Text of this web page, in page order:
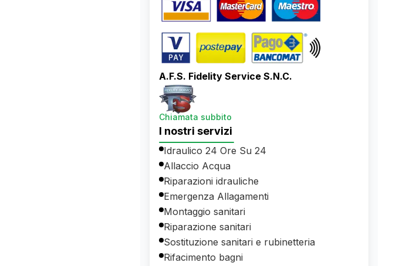
A.F.S. Fidelity Service S.N.C.
Chiamata subbito
I nostri servizi
Idraulico 24 Ore Su 24
Allaccio Acqua
Riparazioni idrauliche
Emergenza Allagamenti
Montaggio sanitari
Riparazione sanitari
Sostituzione sanitari e rubinetteria
Rifacimento bagni